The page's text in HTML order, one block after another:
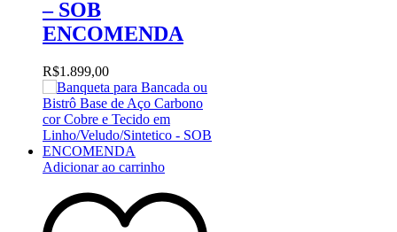
– SOB
ENCOMENDA
R$1.899,00
Adicionar ao carrinho